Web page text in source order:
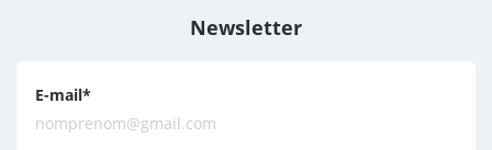
Newsletter
E-mail*